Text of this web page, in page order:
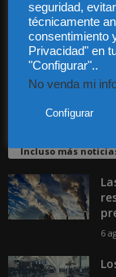
Incluso más
6
seguridad,
técnicamente
consentimiento
Privacidad" en
"Configurar"..
No venda mi
Configurar